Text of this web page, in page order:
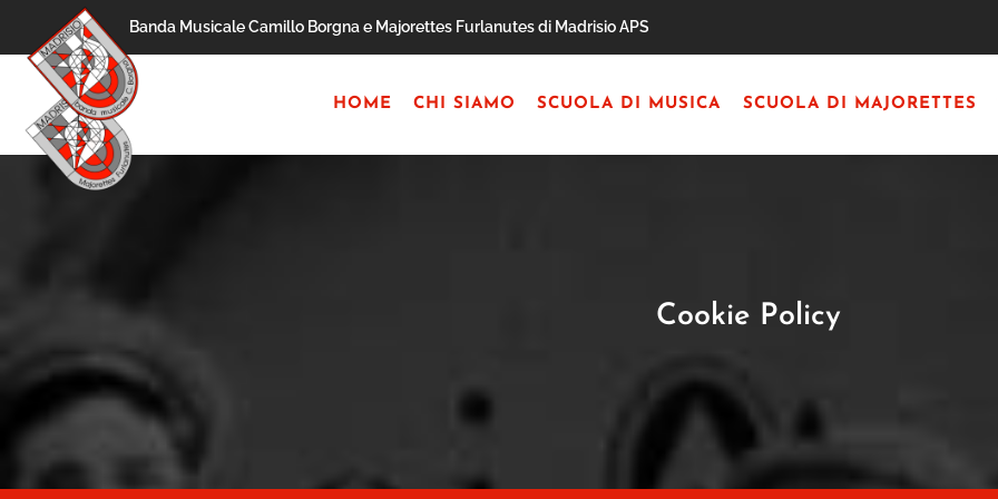
Skip to main content
Banda Musicale Camillo Borgna e Majorettes Furlanutes di Madrisio APS
HOME CHI SIAMO SCUOLA DI MUSICA SCUOLA DI MAJORETTES
Cookie Policy